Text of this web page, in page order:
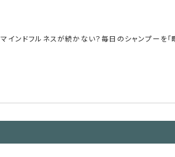
マインドフルネスが続かない？毎日のシャンプーを